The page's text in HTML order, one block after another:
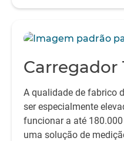
Carregador
A qualidade de fabrico
ser especialmente
funcionar a até
uma solução de